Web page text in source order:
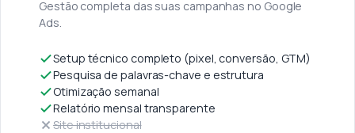
Gestão completa das suas campanhas no Google
Ads.
Setup técnico completo (pixel, conversão, GTM)
Pesquisa de palavras-chave e estrutura
Otimização semanal
Relatório mensal transparente
Site institucional